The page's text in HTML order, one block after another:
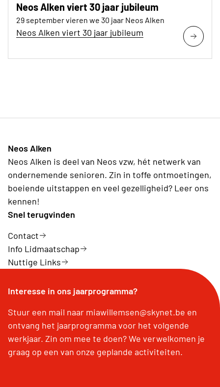
Neos Alken viert 30 jaar jubileum
29 september vieren we 30 jaar Neos Alken
Neos Alken viert 30 jaar jubileum
Neos Alken
Neos Alken is deel van Neos vzw, hét netwerk van
ondernemende senioren. Zin in toffe ontmoetingen,
boeiende uitstappen en veel gezelligheid? Leer ons
kennen!
Snel terugvinden
Contact
Info Lidmaatschap
Nuttige Links
Interesse in ons jaarprogramma?
Stuur een mail naar miawillemsen@skynet.be en
ontvang het jaarprogramma voor het volgende
werkjaar. Zin om mee te doen? We verwelkomen je
graag op een van onze geplande activiteiten.